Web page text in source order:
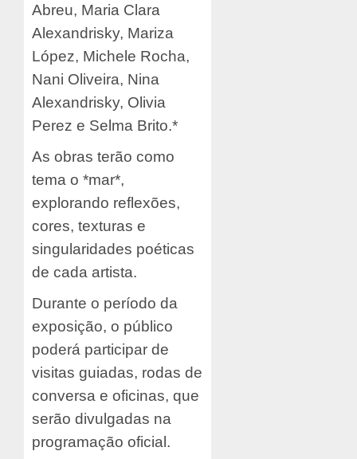
Abreu, Maria Clara
Alexandrisky, Mariza
López, Michele Rocha,
Nani Oliveira, Nina
Alexandrisky, Olivia
Perez e Selma Brito.*
As obras terão como
tema o *mar*,
explorando reflexões,
cores, texturas e
singularidades poéticas
de cada artista.
Durante o período da
exposição, o público
poderá participar de
visitas guiadas, rodas de
conversa e oficinas, que
serão divulgadas na
programação oficial.